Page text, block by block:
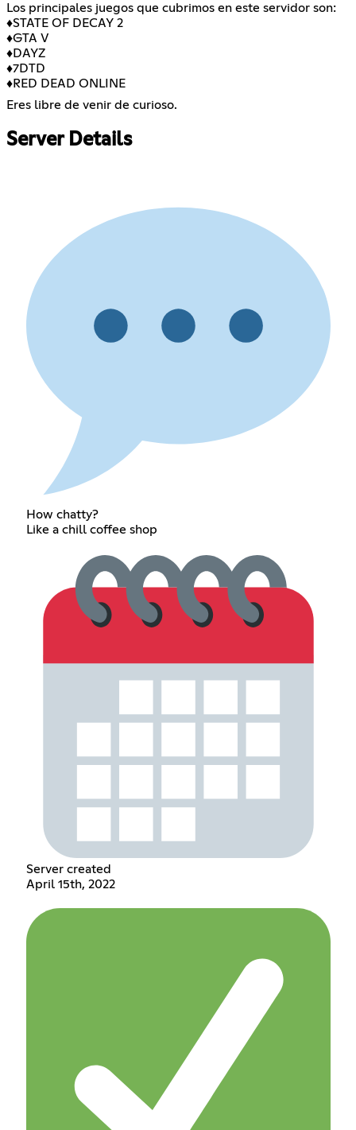
Los principales juegos que cubrimos en este servidor son:
♦️STATE OF DECAY 2
♦️GTA V
♦️DAYZ
♦️7DTD
♦️RED DEAD ONLINE
Eres libre de venir de curioso.
Server Details
How chatty?
Like a chill coffee shop
Server created
April 15th, 2022